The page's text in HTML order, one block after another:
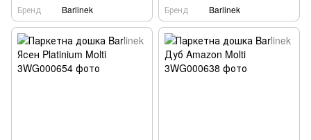
Бренд
Barlinek
Бренд
Barlinek